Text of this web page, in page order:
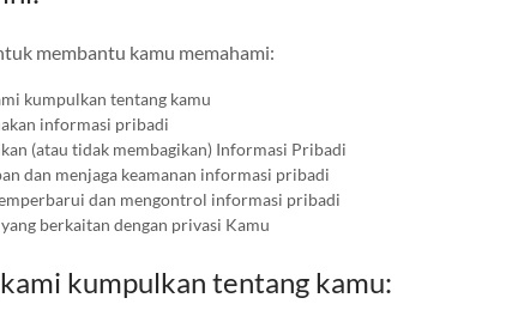
membantu kamu memahami:
kumpulkan tentang kamu
informasi pribadi
(atau tidak membagikan) Informasi Pribadi
dan menjaga keamanan informasi pribadi
dan mengontrol informasi pribadi
berkaitan dengan privasi Kamu
kumpulkan tentang kamu: